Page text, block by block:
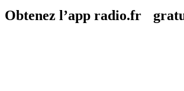
Obtenez l’app radio.fr